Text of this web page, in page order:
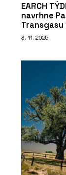
EARCH
navrhne
Transgasu
3. 11. 2025